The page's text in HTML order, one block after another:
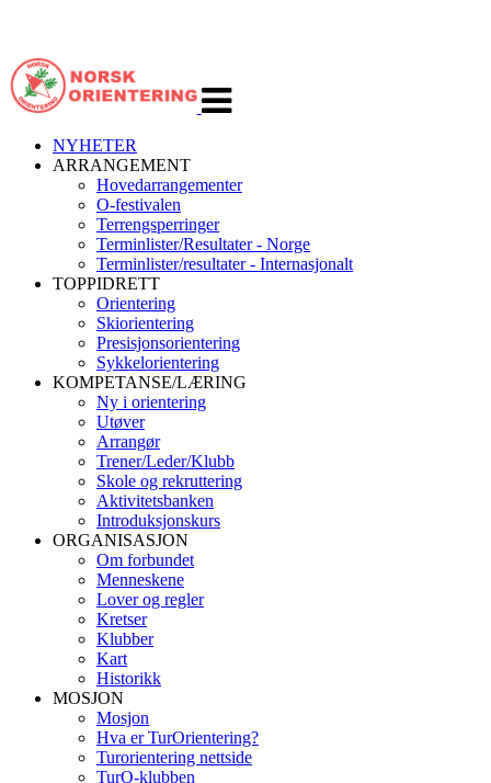
navigasjon
NYHETER
ARRANGEMENT
Hovedarrangementer
O-festivalen
Terrengsperringer
Terminlister/Resultater - Norge
Terminlister/resultater - Internasjonalt
TOPPIDRETT
Orientering
Skiorientering
Presisjonsorientering
Sykkelorientering
KOMPETANSE/LÆRING
Ny i orientering
Utøver
Arrangør
Trener/Leder/Klubb
Skole og rekruttering
Aktivitetsbanken
Introduksjonskurs
ORGANISASJON
Om forbundet
Menneskene
Lover og regler
Kretser
Klubber
Kart
Historikk
MOSJON
Mosjon
Hva er TurOrientering?
Turorientering nettside
TurO-klubben